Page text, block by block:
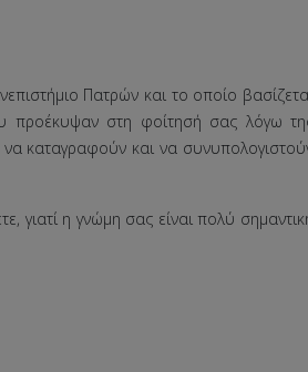
Πατρών και το οποίο
προέκυψαν στη φοίτησή σας λόγω
να καταγραφούν και να
γιατί η γνώμη σας είναι πολύ